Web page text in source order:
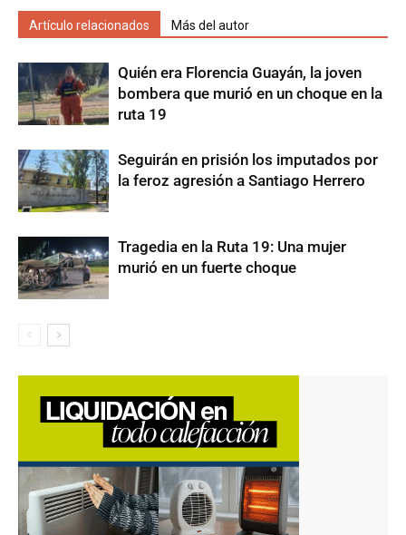
Artículo relacionados Más del autor
Quién era Florencia Guayán, la joven
bombera que murió en un choque en la
ruta 19
Seguirán en prisión los imputados por
la feroz agresión a Santiago Herrero
Tragedia en la Ruta 19: Una mujer
murió en un fuerte choque